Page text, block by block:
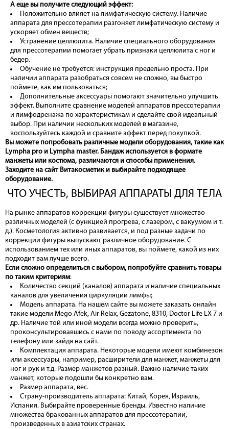
А еще вы получите следующий эффект:
Положительно влияет на лимфатическую систему. Наличие
аппарата для прессотерапии разгоняет лимфатическую систему и
ускоряет обмен веществ;
Устранение целлюлита. Наличие специального оборудования
для прессотерапии помогает убрать признаки целлюлита с ног и
бедер.
Обучение не требуется: инструкция предельно проста. При
наличии аппарата разобраться совсем не сложно, вы быстро
поймете, как им пользоваться;
Дополнительные аксессуары помогают значительно улучшить
эффект. Выполните сравнение моделей аппаратов прессотерапии
и лимфодренажа по характеристикам и сделайте свой идеальный
выбор. При наличии нескольких моделей в магазине,
воспользуйтесь каждой и сравните эффект перед покупкой.
Вы можете попробовать различные модели оборудования, такие как
Lympha pro и Lympha master. Бандаж используется в формате
манжеты или костюма, различаются и способы применения.
Заходите на сайт Витакосметик и выбирайте подходящее
оборудование.
ЧТО УЧЕСТЬ, ВЫБИРАЯ АППАРАТЫ ДЛЯ ТЕЛА
На рынке аппаратов коррекции фигуры существует множество
различных моделей (с функцией прогрева, с лазером, с вакуумом и т.
д.). Косметология активно развивается, и под разные задачи по
коррекции фигуры выпускают различное оборудование. С
использованием тех или иных аппаратов, вы поймете, какой из них
подходит вам лучше всего.
Если сложно определиться с выбором, попробуйте сравнить товары
по таким критериям:
Количество секций (каналов) аппарата и наличие специальных
каналов для увеличения циркуляции лимфы;
Модель аппарата. На нашем сайте вы можете заказать онлайн
такие модели Mego Afek, Air Relax, Gezatone, 8310, Doctor Life LX 7 и
др. Наличие той или иной модели всегда можно проверить,
проконсультировавшись с нами по поводу ассортимента по
телефону или зайдя на сайт.
Комплектация аппарата. Некоторые модели имеют комбинезон
или аксессуары, например, расширители для манжет, манжеты для
ног и рук и т.д. Размер манжетов разный. Важно наличие таких
манжет, которые подошли бы конкретно вам.
Размер аппарата, вес.
Страну-производитель аппарата: Китай, Корея, Израиль,
Испания. Выбирайте проверенные бренды. Известно наличие
множества бракованных аппаратов для прессотерапии,
произведенных в азиатских странах.